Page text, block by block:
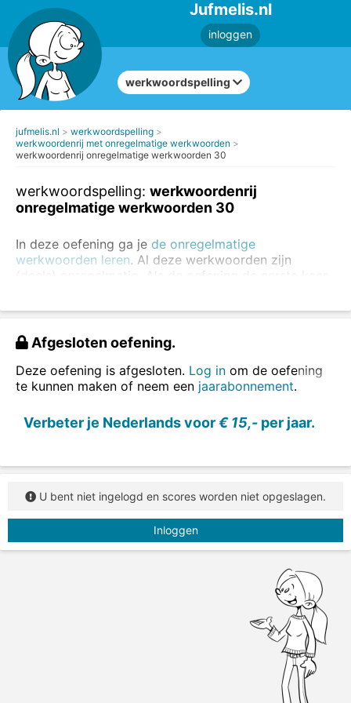
Jufmelis.nl
inloggen
werkwoordspelling
jufmelis.nl
werkwoordspelling
werkwoordenrij met onregelmatige werkwoorden
werkwoordenrij onregelmatige werkwoorden 30
werkwoordspelling: werkwoordenrij
onregelmatige werkwoorden 30
In deze oefening ga je de onregelmatige
werkwoorden leren. Al deze werkwoorden zijn
(deels) onregelmatig. Als de oefening de eerste keer
maken.
Oefen altijd eerst de regelmatige werkwoorden
kuntde regelmatige en onregelmatige werkwoorden
ook in zinnen oefenen.
Vul de juiste vorm van het werkwoord in.
Afgesloten oefening.
Deze oefening is afgesloten. Log in om de oefening
te kunnen maken of neem een jaarabonnement.
Verbeter je Nederlands voor€ 15,- per jaar.
U bent niet ingelogd en scores worden niet opgeslagen.
Inloggen